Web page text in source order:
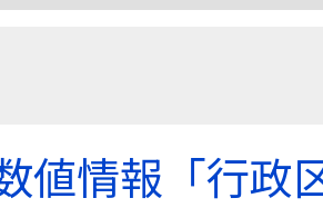
値情報「行政